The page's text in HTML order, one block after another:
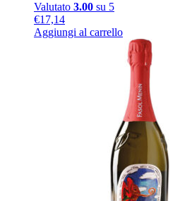
Valutato 3.00 su 5
€17,14
Aggiungi al carrello